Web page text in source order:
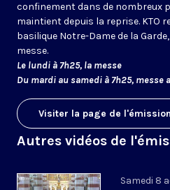
confinement dans de nombreux
maintient depuis la reprise. KTO
basilique Notre-Dame de la
messe.
Le lundi à 7h25, la messe
Du mardi au samedi à 7h25, messe
Visiter la page de l'émission
Autres vidéos de
Samedi 8